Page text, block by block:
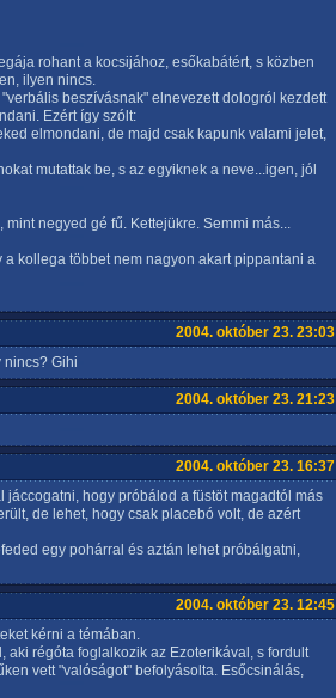
rohant a kocsijához, esőkabátért, s közben
ilyen nincs.
beszívásnak" elnevezett dologról kezdett
Ezért így szólt:
elmondani, de majd csak kapunk valami jelet,
mutattak be, s az egyiknek a neve...igen, jól
negyed gé fű. Kettejükre. Semmi más...
kollega többet nem nagyon akart pippantani a
2004. október 23. 23:03
nincs? Gihi
2004. október 23. 21:23
2004. október 23. 16:37
jáccogatni, hogy próbálod a füstöt magadtól más
de lehet, hogy csak placebó volt, de azért
egy pohárral és aztán lehet próbálgatni,
2004. október 23. 12:45
kérni a témában.
aki régóta foglalkozik az Ezoterikával, s fordult
vett "valóságot" befolyásolta. Esőcsinálás,